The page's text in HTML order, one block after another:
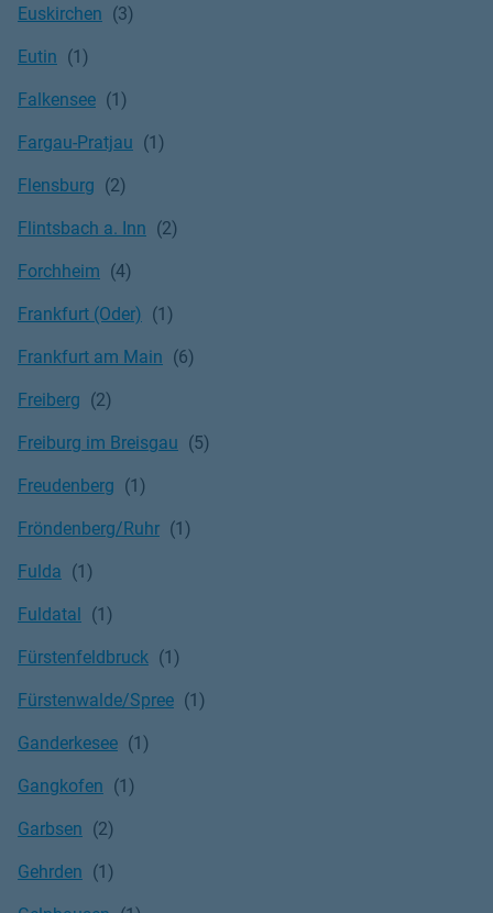
Euskirchen
Eutin
Falkensee
Fargau-Pratjau
Flensburg
Flintsbach a. Inn
Forchheim
Frankfurt (Oder)
Frankfurt am Main
Freiberg
Freiburg im Breisgau
Freudenberg
Fröndenberg/Ruhr
Fulda
Fuldatal
Fürstenfeldbruck
Fürstenwalde/Spree
Ganderkesee
Gangkofen
Garbsen
Gehrden